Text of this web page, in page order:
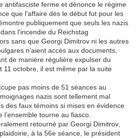
antifasciste ferme et dénonce le régime
que l'affaire dès le début fut pour les
publiquement que seuls les nazis
l'incendie du Reichstag
sans que Georgi Dimitrov ni les autres
n’aient accès aux documents,
de manière régulière expulser du
11 octobre, il est même par la suite
pas moins de 51 séances au
nazis sont tellement mal
des faux témoins si mises en évidence
tourne au fiasco.
retourné par Georgi Dimitrov,
à la 56e séance, le président